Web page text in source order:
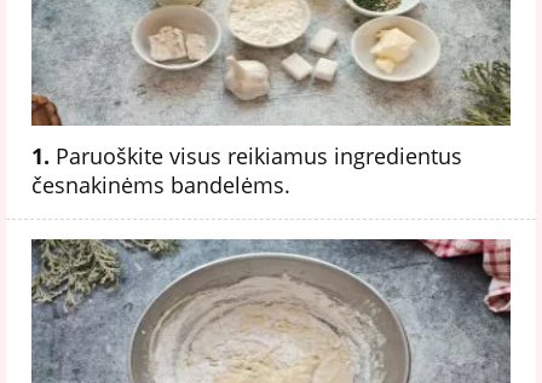
1. Paruoškite visus reikiamus ingredientus
česnakinėms bandelėms.